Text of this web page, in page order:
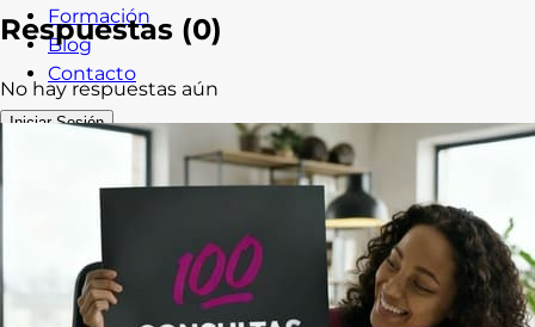
Formación
Blog
Contacto
Iniciar Sesión
Respuestas (0)
No hay respuestas aún